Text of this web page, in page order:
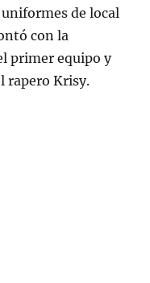
de local
con la
primer equipo y
rapero Krisy.